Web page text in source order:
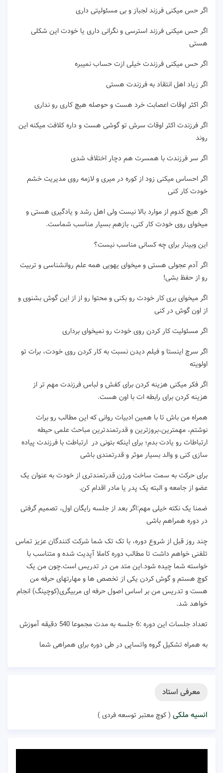
اگر حس میکنی فرزند لجباز و بی مسئولیتی داری
اگر حس میکنی فرزند استرسی و نگرانی داری یا خودت این شکلی
هستی
اگر حس میکنی فرزندت خیلی ازت حساب نمیبره
اگر زیاد اهل انتقاد به فرزندت هستی
اگر اکثر اوقات اعصابت خرد هست و حوصله هیچ کاری رو نداری
اگر فرزندت اکثر اوقات سرش تو گوشی هست و داره کلافت میکنه این
روند
اگر سر فرزندت با همسرت هم دچار اختلاف شدی
اگر احساس میکنی زود از کوره در میری و لازمه روی مدیریت خشم
خودت کار کنی
اگر هیچ کدوم از موارد بالا نیست ولی اهل رشد و یادگیری هستی و
میخوای روی خودت کار کنی، بازهم بسیار مناسب شماست.
این وبینار برای چه کسانی مناسب نیست؟
اگر آدم عجولی هستی و میخوای یهویی همه علم روانشناسی و تربیت
رو از حفظ بشی!
اگر میخوای بری کار خودت رو بکنی و محتوا رو از از این گوش بشنوی و
از اون گوش در کنی
اگر مسئولیت کار کردن روی خودت رو نمیخوای برداری
اگر سرچ اینستا و فیلم دیدن نسبت به کار کردن روی خودت، برات تو
اولویته
اگر فکر میکنی هزینه کردن برای کفش و لباس فرزندت مهم تر از
هزینه کردن برای رابطه ات با اون هست.
همراه من باش تا با همین ادبیات روانی که این مطالب رو برات
نوشتم، مهمترین،بروزترین و قدرتمندترین مباحث علمی حیطه
ارتباطات رو یادت بدم؛ برای اینکه بتونی در ارتباطت با فرزندت پیاده
سازی کنی و والد بسیار موثر و قدرتمندی باشی
برای حرکت به سمت ساخت ورژن قدرتمندتری از خودت به عنوان یک
عضو از جامعه و البته یک پدر یا مادر اقدام کن.
ضمنا یک نکته خیلی مهم:اگر بعد از جلسه رایگان اول، تصمیم گرفتی
در دوره همراهم باشی
چند روز قبل از شروع دوره، با تک تک شما شرکت کنندگان عزیز تماس
تلفنی خواهم داشت تا مطالب دوره کاملا آپدیت شده و متناسب با
خواسته شما چیده شود.این متد من در تدریس است.چون من یک
کوچ هستم و گوش کردن یکی از تخصص ها و مهارتهای حرفه من
هست و تدریس من بر اساس اصول حرفه ای مربیگری(کوچینگ) انجام
خواهد شد.
تعداد جلسات این دوره :6 جلسه به مدت مجموعا 540 دقیقه آموزش
به همراه تشکیل گروه واتساپی در طی دوره برای همراهی شما
معرفی استاد
انسیه ملکی ( کوچ معتبر توسعه فردی )